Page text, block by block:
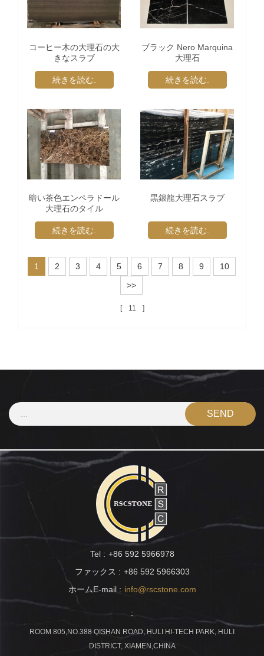
コーヒー木の大理石の大
きなスラブ
続きを読む.
ブラック Nero Marquina
大理石
続きを読む.
暗い茶色エンペラドール
大理石のタイル
続きを読む.
黒銀龍大理石スラブ
続きを読む.
1 2 3 4 5 6 7 8 9
10
>>
11
Tel : +86 592 5966978
ファックス : +86 592 5966303
ホームE-mail : info@rscstone.com
:
ROOM 805,NO.388 QISHAN ROAD, HULI HI-TECH PARK, HULI
DISTRICT, XIAMEN,CHINA